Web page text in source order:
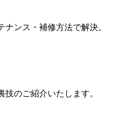
ンス・補修方法で解決。
のご紹介いたします。